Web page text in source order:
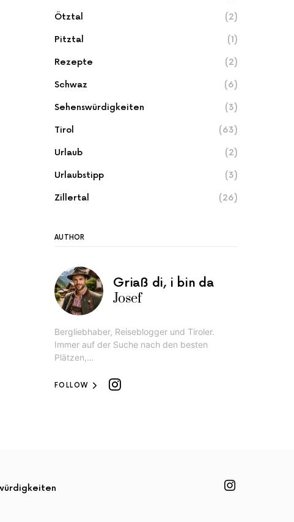
Ötztal (2)
Pitztal (1)
Rezepte (2)
Schwaz (6)
Sehenswürdigkeiten (3)
Tirol (63)
Urlaub (2)
Urlaubstipp (3)
Zillertal (26)
AUTHOR
Griaß di, i bin da
Josef
Bergliebhaber, Reiseblogger und Tiroler.
Immer auf der Suche nach den besten
Plätzen,…
FOLLOW